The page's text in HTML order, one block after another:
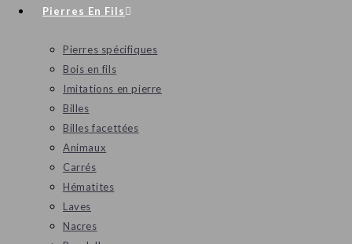
Pierres En Fils
Pierres spécifiques
Bois en fils
Imitations en pierre
Billes
Billes facettées
Animaux
Carrés
Hématites
Laves
Nacres